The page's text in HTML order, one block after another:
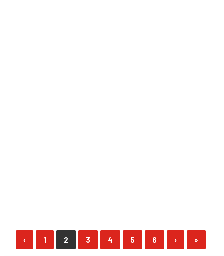
‹ 1 2 3 4 5 6 › »